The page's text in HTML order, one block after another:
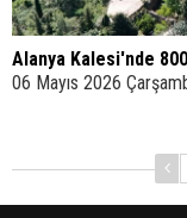
Alanya Kalesi'nde
06 Mayıs 2026